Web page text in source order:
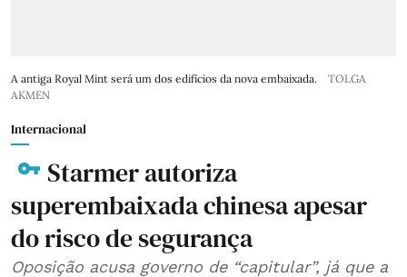
A antiga Royal Mint será um dos edifícios da nova embaixada.
TOLGA
AKMEN
Internacional
Starmer autoriza
superembaixada chinesa apesar
do risco de segurança
Oposição acusa governo de “capitular”, já que a